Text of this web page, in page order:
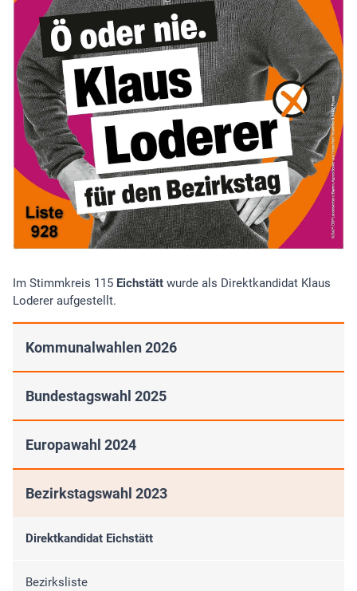
Im Stimmkreis 115 Eichstätt wurde als Direktkandidat Klaus
Loderer aufgestellt.
Kommunalwahlen 2026
Bundestagswahl 2025
Europawahl 2024
Bezirkstagswahl 2023
Direktkandidat Eichstätt
Bezirksliste